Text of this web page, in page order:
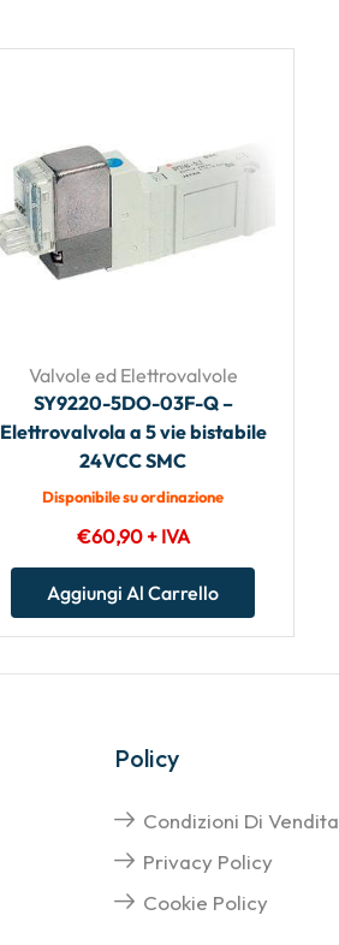
Valvole ed Elettrovalvole
SY9220-5DO-03F-Q –
Elettrovalvola a 5 vie bistabile
24VCC SMC
Disponibile su ordinazione
€60,90 + IVA
Aggiungi Al Carrello
Policy
Condizioni Di Vendita
Privacy Policy
Cookie Policy